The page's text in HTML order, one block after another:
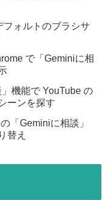
フォルトのブラシサ
で「Geminiに相
」機能で YouTube の
ーンを探す
「Geminiに相談」
替え